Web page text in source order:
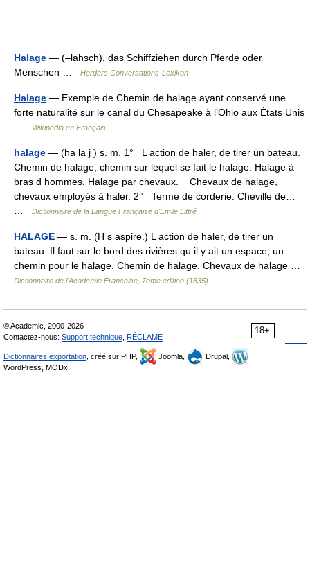
Halage — (–lahsch), das Schiffziehen durch Pferde oder
Menschen …
Herders Conversations-Lexikon
Halage — Exemple de Chemin de halage ayant conservé une
forte naturalité sur le canal du Chesapeake à l’Ohio aux États Unis
…
Wikipédia en Français
halage — (ha la j ) s. m. 1° L action de haler, de tirer un bateau.
Chemin de halage, chemin sur lequel se fait le halage. Halage à
bras d hommes. Halage par chevaux. Chevaux de halage,
chevaux employés à haler. 2° Terme de corderie. Cheville de…
…
Dictionnaire de la Langue Française d'Émile Littré
HALAGE — s. m. (H s aspire.) L action de haler, de tirer un
bateau. Il faut sur le bord des rivières qu il y ait un espace, un
chemin pour le halage. Chemin de halage. Chevaux de halage …
Dictionnaire de l'Academie Francaise, 7eme edition (1835)
18+
© Academic, 2000-2026
Contactez-nous: Support technique RÉCLAME
Dictionnaires exportation , créé sur PHP, Joomla,
Drupal,
WordPress, MODx.